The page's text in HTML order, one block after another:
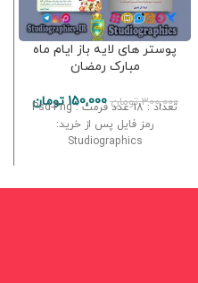
پوستر های لایه باز ایام ماه
مبارک رمضان
300,000 تومان 150,000 تومان
تعداد : 18 عدد فرمت : Psd-Png
رمز فایل پس از خرید:
Studiographics